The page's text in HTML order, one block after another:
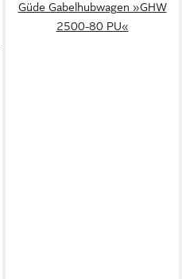
Güde Gabelhubwagen »GHW
2500-80 PU«